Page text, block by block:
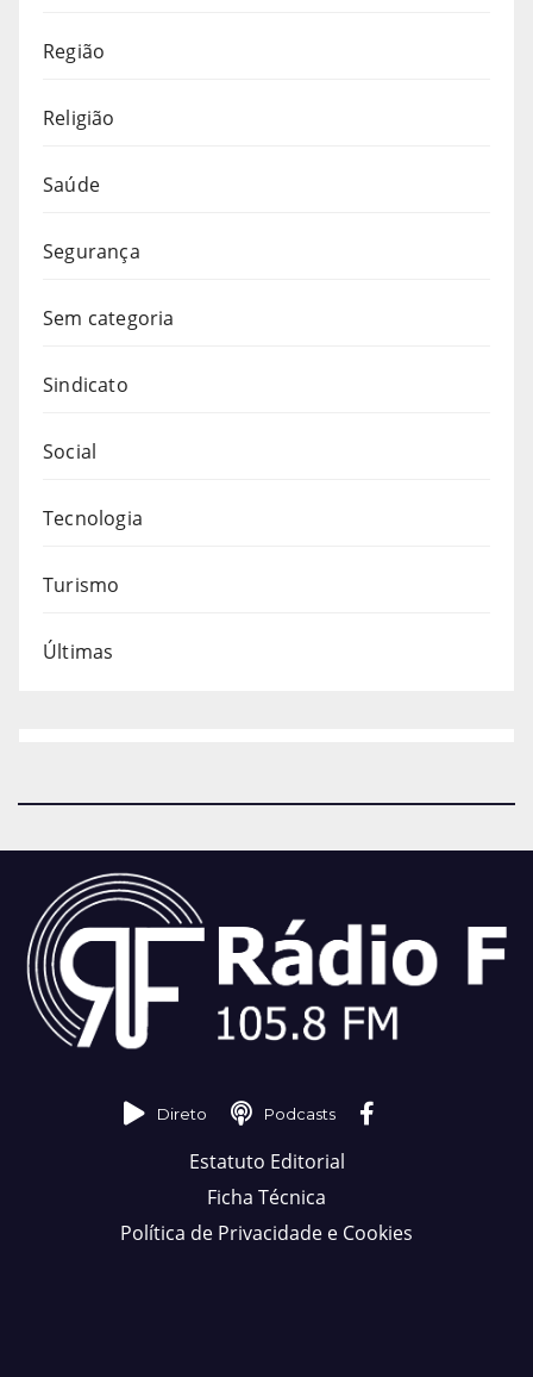
Região
Religião
Saúde
Segurança
Sem categoria
Sindicato
Social
Tecnologia
Turismo
Últimas
Direto Podcasts
Estatuto Editorial
Ficha Técnica
Política de Privacidade e Cookies